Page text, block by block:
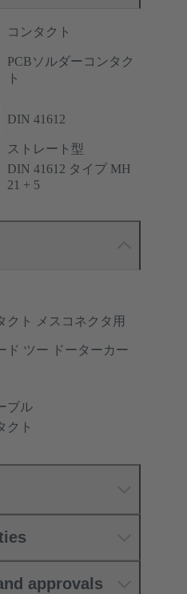
コンタクト
PCBソルダーコンタク
ト
DIN 41612
ストレート型
DIN 41612 タイプ MH
21 + 5
クト メスコネクタ用
ド ツー ドーターカー
ブル
クト
approvals